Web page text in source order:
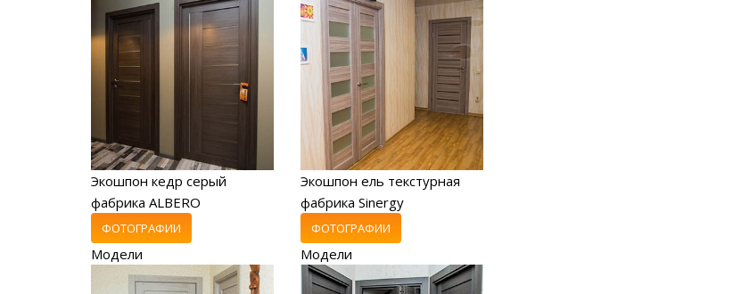
Экошпон кедр серый
фабрика ALBERO
ФОТОГРАФИИ
Модели
Экошпон ель текстурная
фабрика Sinergy
ФОТОГРАФИИ
Модели